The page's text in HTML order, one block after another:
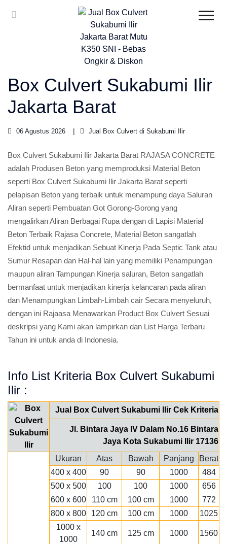
Box Culvert Sukabumi Ilir
Jakarta Barat
06 Agustus 2026 Jual Box Culvert di Sukabumi Ilir
Box Culvert Sukabumi Ilir Jakarta Barat RAJASA CONCRETE
adalah Produsen Beton yang memproduksi Material Beton
seperti Box Culvert Sukabumi Ilir Jakarta Barat seperti
pelapisan Beton yang terbaik untuk menampung daya Saluran
Aliran seperti Pembuatan Got Gorong-Gorong yang
mengalirkan Aliran Berbagai Rupa dengan di Lapisi Material
Beton Terbaik Rajasa Concrete, Material Beton sangatlah
Efektid untuk menjadikan Sebuat Kinerja Pada Septic Tank atau
Sumur Resapan dan Hal-hal lain yang memiliki Penampungan
maupun aliran Tampungan Kinerja saluran, Beton sangatlah
bermanfaat untuk menjadikan kinerja kelancaran pada aliran
dan Menampungkan Limbah-Limbah cair Secara menyeluruh,
dengan ini Rajaasa Menawarkan Product Box Culvert Sesuai
deskripsi yang Kami akan lampirkan dan List Harga Terbaru
Tahun ini untuk anda di Indonesia.
Info List Kriteria Box Culvert Sukabumi
Ilir :
Jual Box Culvert Sukabumi Ilir Cek Kriteria
Jl. Bintara Jaya IV Dalam No.16 Bintara
Jaya Kota Sukabumi Ilir 17136
Ukuran
Atas Bawah Panjang
Berat
400 x 400
90 90 1000
484
500 x 500
100 100 1000
656
600 x 600
110 cm 100 cm 1000
772
800 x 800
120 cm 100 cm 1000
1025
1000 x
1000
140 cm 125 cm 1000 1560